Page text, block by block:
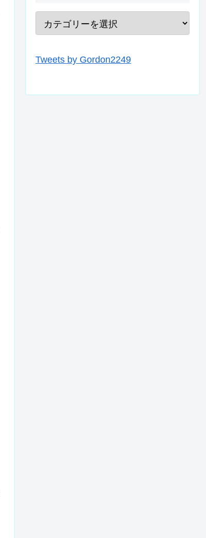
Tweets by Gordon2249